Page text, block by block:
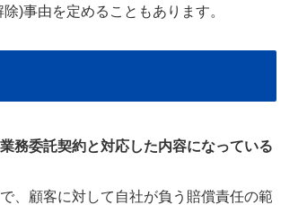
)事由を定めることもあります。
務委託契約と対応した内容になっている
、顧客に対して自社が負う賠償責任の範